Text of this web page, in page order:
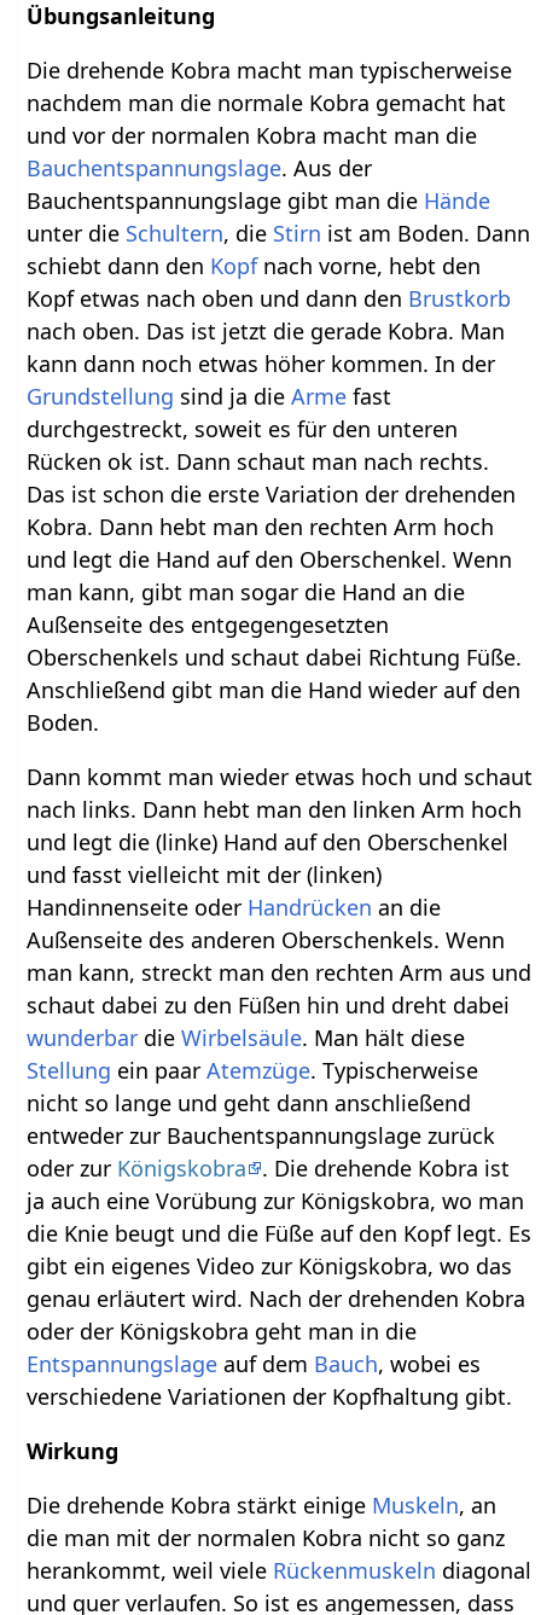
Übungsanleitung
Die drehende Kobra macht man typischerweise
nachdem man die normale Kobra gemacht hat
und vor der normalen Kobra macht man die
Bauchentspannungslage. Aus der
Bauchentspannungslage gibt man die Hände
unter die Schultern, die Stirn ist am Boden. Dann
schiebt dann den Kopfnach vorne, hebt den
Kopf etwas nach oben und dann den Brustkorb
nach oben. Das ist jetzt die gerade Kobra. Man
kann dann noch etwas höher kommen. In der
Grundstellung sind ja dieArme fast
durchgestreckt, soweit es für den unteren
Rücken ok ist. Dann schaut man nach rechts.
Das ist schon die erste Variation der drehenden
Kobra. Dann hebt man den rechten Arm hoch
und legt die Hand auf den Oberschenkel. Wenn
man kann, gibt man sogar die Hand an die
Außenseite des entgegengesetzten
Oberschenkels und schaut dabei Richtung Füße.
Anschließend gibt man die Hand wieder auf den
Boden.
Dann kommt man wieder etwas hoch und schaut
nach links. Dann hebt man den linken Arm hoch
und legt die (linke) Hand auf den Oberschenkel
und fasst vielleicht mit der (linken)
Handinnenseite oder Handrücken an die
Außenseite des anderen Oberschenkels. Wenn
man kann, streckt man den rechten Arm aus und
schaut dabei zu den Füßen hin und dreht dabei
wunderbar dieWirbelsäule. Man hält diese
Stellung ein paarAtemzüge. Typischerweise
nicht so lange und geht dann anschließend
entweder zur Bauchentspannungslage zurück
oder zur Königskobra
. Die drehende Kobra ist
ja auch eine Vorübung zur Königskobra, wo man
die Knie beugt und die Füße auf den Kopf legt. Es
gibt ein eigenes Video zur Königskobra, wo das
genau erläutert wird. Nach der drehenden Kobra
oder der Königskobra geht man in die
Entspannungslage auf dem Bauch, wobei es
verschiedene Variationen der Kopfhaltung gibt.
Wirkung
Die drehende Kobra stärkt einige Muskeln, an
die man mit der normalen Kobra nicht so ganz
herankommt, weil viele Rückenmuskeln diagonal
und quer verlaufen. So ist es angemessen, dass